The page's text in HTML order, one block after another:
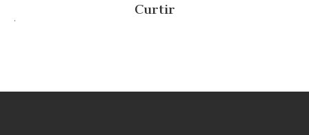
Curtir
.